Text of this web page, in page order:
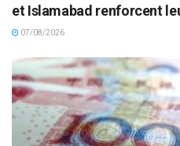
et Islamabad renforcent
07/08/2026